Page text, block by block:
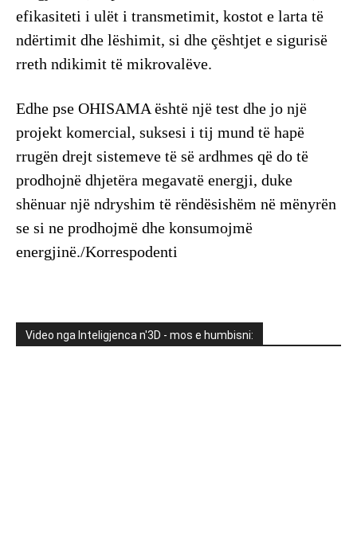
efikasiteti i ulët i transmetimit, kostot e larta të
ndërtimit dhe lëshimit, si dhe çështjet e sigurisë
rreth ndikimit të mikrovalëve.
Edhe pse OHISAMA është një test dhe jo një
projekt komercial, suksesi i tij mund të hapë
rrugën drejt sistemeve të së ardhmes që do të
prodhojnë dhjetëra megavatë energji, duke
shënuar një ndryshim të rëndësishëm në mënyrën
se si ne prodhojmë dhe konsumojmë
energjinë./Korrespodenti
Video nga Inteligjenca n'3D - mos e humbisni: